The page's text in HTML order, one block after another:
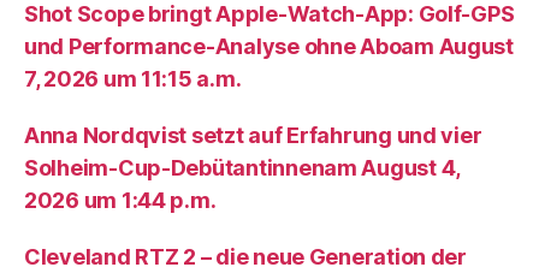
Shot Scope bringt Apple-Watch-App: Golf-GPS
und Performance-Analyse ohne Aboam August
7, 2026 um 11:15 a.m.
Anna Nordqvist setzt auf Erfahrung und vier
Solheim-Cup-Debütantinnenam August 4,
2026 um 1:44 p.m.
Cleveland RTZ 2 – die neue Generation der